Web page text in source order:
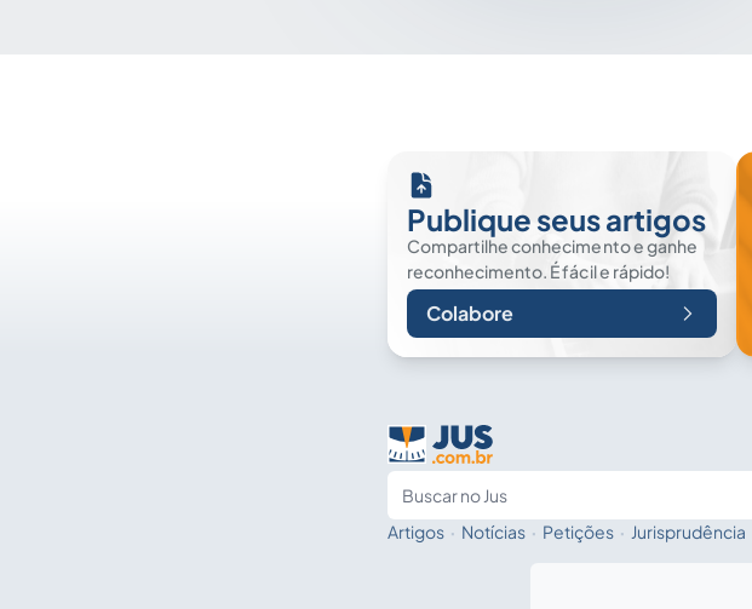
Publique seus artigos
Compartilhe conhecimento e ganhe
reconhecimento. É fácil e rápido!
Colabore
Artigos · Notícias · Petições · Jurisprudência